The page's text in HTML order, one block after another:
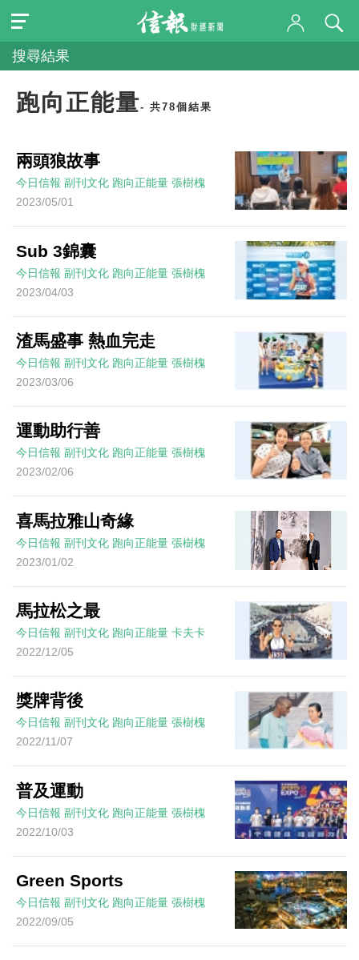
搜尋結果
跑向正能量- 共78個結果
兩頭狼故事
今日信報 副刊文化 跑向正能量 張樹槐
2023/05/01
Sub 3錦囊
今日信報 副刊文化 跑向正能量 張樹槐
2023/04/03
渣馬盛事 熱血完走
今日信報 副刊文化 跑向正能量 張樹槐
2023/03/06
運動助行善
今日信報 副刊文化 跑向正能量 張樹槐
2023/02/06
喜馬拉雅山奇緣
今日信報 副刊文化 跑向正能量 張樹槐
2023/01/02
馬拉松之最
今日信報 副刊文化 跑向正能量 卡夫卡
2022/12/05
獎牌背後
今日信報 副刊文化 跑向正能量 張樹槐
2022/11/07
普及運動
今日信報 副刊文化 跑向正能量 張樹槐
2022/10/03
Green Sports
今日信報 副刊文化 跑向正能量 張樹槐
2022/09/05